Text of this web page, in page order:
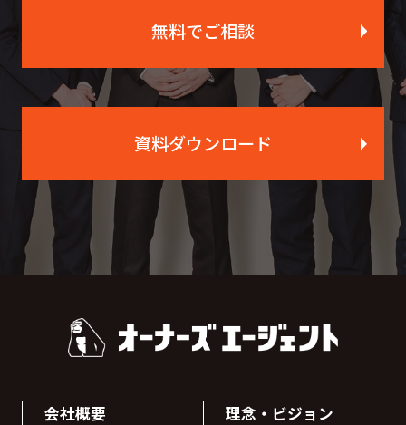
無料でご相談
資料ダウンロード
会社概要 理念・ビジョン